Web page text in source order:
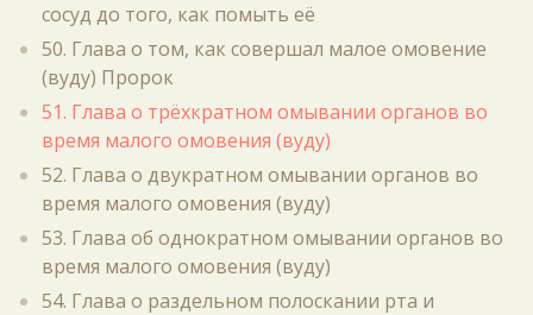
сосуд до того, как помыть её
50. Глава о том, как совершал малое омовение
(вуду) Пророк
51. Глава о трёхкратном омывании органов во
время малого омовения (вуду)
52. Глава о двукратном омывании органов во
время малого омовения (вуду)
53. Глава об однократном омывании органов во
время малого омовения (вуду)
54. Глава о раздельном полоскании рта и